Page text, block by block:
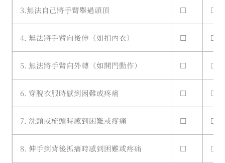
3.無法自己將手臂舉過頭頂 ☐ ☐
4. 無法將手臂向後伸（如扣內衣） ☐ ☐
5. 無法將手臂向外轉（如開門動作） ☐ ☐
6. 穿脫衣服時感到困難或疼痛 ☐ ☐
7. 洗頭或梳頭時感到困難或疼痛 ☐ ☐
8. 伸手到背後抓癢時感到困難或疼痛 ☐ ☐